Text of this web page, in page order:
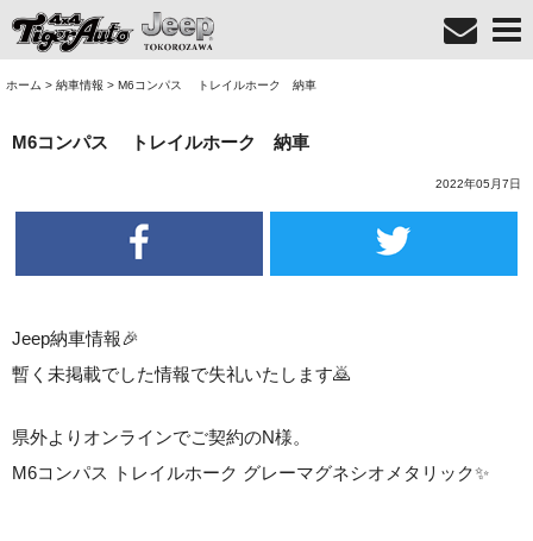
ホーム > 納車情報 > M6コンパス トレイルホーク 納車
M6コンパス トレイルホーク 納車
2022年05月7日
Jeep納車情報🎉
暫く未掲載でした情報で失礼いたします🙇
県外よりオンラインでご契約のN様。
M6コンパス トレイルホーク グレーマグネシオメタリック✨